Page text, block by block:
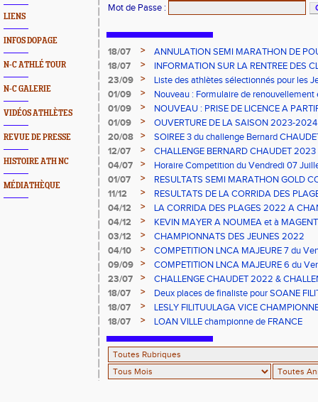
LIENS
INFOS DOPAGE
N-C ATHLÉ TOUR
N-C GALERIE
VIDÉOS ATHLÈTES
REVUE DE PRESSE
HISTOIRE ATH NC
MÉDIATHÈQUE
Mot de Passe :
18/07 >
ANNULATION SEMI MARATHON DE
18/07
>
INFORMATION SUR LA RENTREE DES
23/09
>
Liste des athlètes sélectionnés pour les
2023
01/09 >
Nouveau : Formulaire de renouvellement
01/09
>
NOUVEAU : PRISE DE LICENCE A
2023
01/09 >
OUVERTURE DE LA SAISON 2023-
20/08
>
SOIREE 3 du challenge Bernard
12/07
>
CHALLENGE BERNARD CHAUDET 2023
04/07
>
Horaire Competition du Vendredi 07
01/07
>
RESULTATS SEMI MARATHON GOLD
11/12
>
RESULTATS DE LA CORRIDA DES
04/12
>
LA CORRIDA DES PLAGES 2022 A
04/12
>
KEVIN MAYER A NOUMEA et à
03/12
>
CHAMPIONNATS DES JEUNES 2022
04/10
>
COMPETITION LNCA MAJEURE 7 du
09/09
>
COMPETITION LNCA MAJEURE 6 du
2022
23/07 >
CHALLENGE CHAUDET 2022 &
18/07
>
Deux places de finaliste pour SOANE
championnats de France CADETS de
18/07 >
LESLY FILITUULAGA VICE
NC au DISQUE JUNIORS
18/07 > LOAN VILLE championne de FRANCE